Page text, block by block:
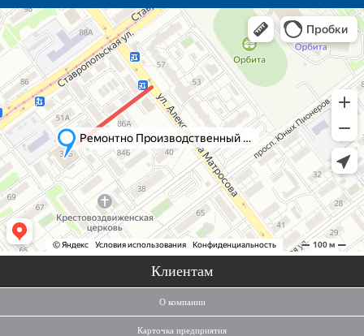
Клиентам
О компании
Карточка предприятия